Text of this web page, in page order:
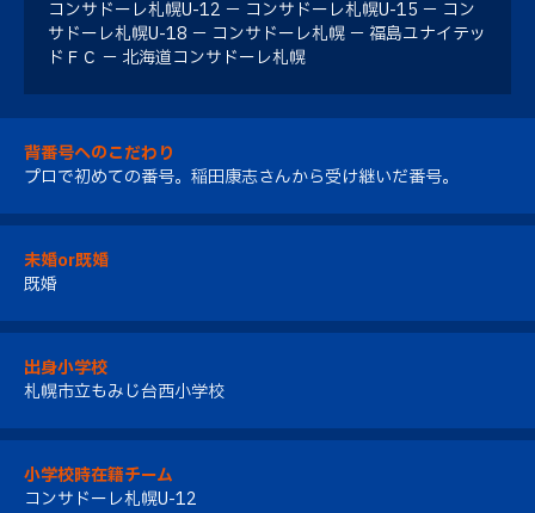
コンサドーレ札幌U-12 － コンサドーレ札幌U-15 － コン
サドーレ札幌U-18 － コンサドーレ札幌 － 福島ユナイテッ
ドＦＣ － 北海道コンサドーレ札幌
背番号へのこだわり
プロで初めての番号。稲田康志さんから受け継いだ番号。
未婚or既婚
既婚
出身小学校
札幌市立もみじ台西小学校
小学校時在籍チーム
コンサドーレ札幌U-12